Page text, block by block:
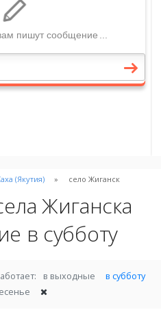
(Якутия) село Жиганск
Жиганска
в субботу
в выходные
в субботу